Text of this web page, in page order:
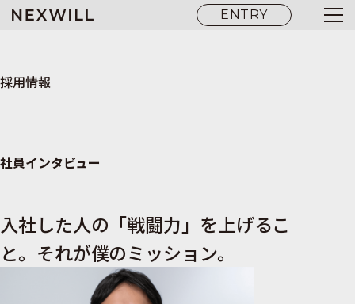
ENTRY
採用情報
社員インタビュー
入社した人の「戦闘力」を上げるこ
と。それが僕のミッション。